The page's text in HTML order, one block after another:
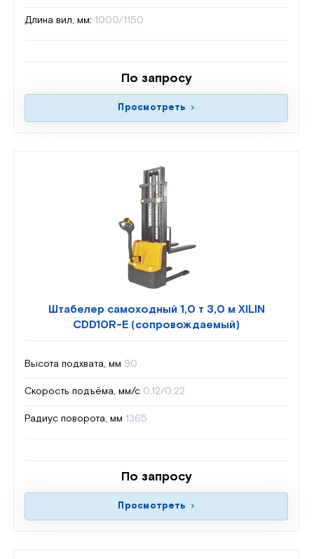
Длина вил, мм: 1000/1150
По запросу
Просмотреть
Штабелер самоходный 1,0 т 3,0 м XILIN
CDD10R-E (сопровождаемый)
Высота подхвата, мм 90
Скорость подъёма, мм/с 0,12/0,22
Радиус поворота, мм 1365
По запросу
Просмотреть